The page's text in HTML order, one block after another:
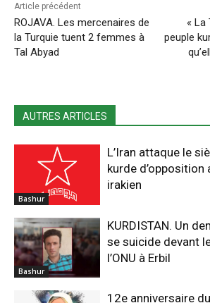
Article précédent
ROJAVA. Les mercenaires de
la Turquie tuent 2 femmes à
Tal Abyad
« La
peuple
AUTRES ARTICLES
Bashur
L’Iran attaque le
kurde d’opposition
irakien
Bashur
KURDISTAN. Un
se suicide devant
l’ONU à Erbil
12e anniversaire